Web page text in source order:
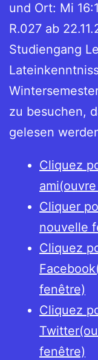
und Ort: Mi
R.027 ab
Studiengang
zu besuchen,
gelesen
Cliquez
Cliquer
nouvelle
Cliquez
fenêtre)
Cliquez
fenêtre)